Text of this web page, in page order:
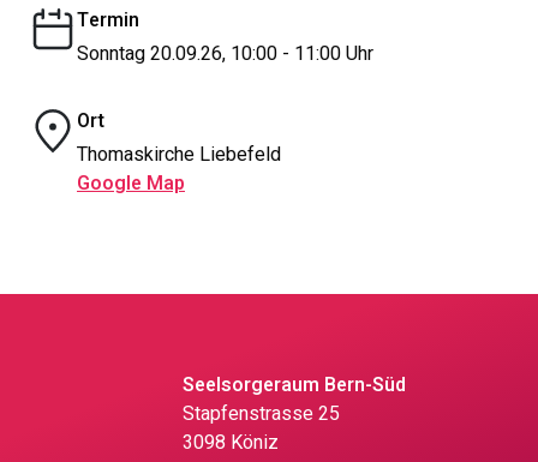
Termin
Sonntag 20.09.26, 10:00 - 11:00 Uhr
Ort
Thomaskirche Liebefeld
Google Map
Seelsorgeraum Bern-Süd
Stapfenstrasse 25
3098 Köniz